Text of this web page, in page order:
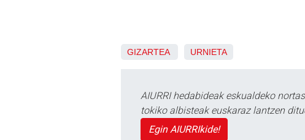
GIZARTEA URNIETA
AIURRI hedabideak eskualdeko
tokiko albisteak euskaraz lantzen
Egin AIURRIkide!